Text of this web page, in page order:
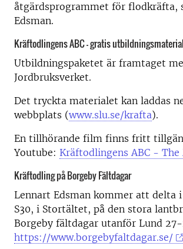
åtgärdsprogrammet för flodkräfta,
Edsman.
Kräftodlingens ABC – gratis utbildningsmaterial
Utbildningspaketet är framtaget
Jordbruksverket.
Det tryckta materialet kan laddas
webbplats (www.slu.se/krafta).
En tillhörande film finns fritt
Youtube: Kräftodlingens ABC - The
Kräftodling på Borgeby Fältdagar
Lennart Edsman kommer att delta
S30, i Stortältet, på den stora
Borgeby fältdagar utanför Lund
https://www.borgebyfaltdagar.se/